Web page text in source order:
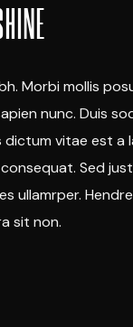
Morbi mollis
nunc. Duis
dictum vitae est a
Sed
ullamrper.
sit non.